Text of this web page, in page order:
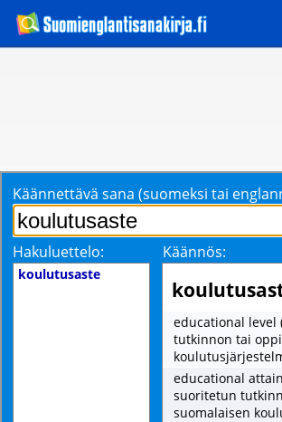
Käännettävä sana (suomeksi tai
Hakuluettelo: Käännös:
koulutusaste
educational level
tutkinnon tai
educational
suoritetun
suomalaisen